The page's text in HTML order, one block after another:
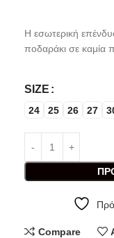
Η εσωτερική
ποδαράκι σε καμία
SIZE
24 25 26 27
Compare